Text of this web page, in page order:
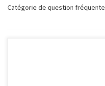
Catégorie de question fréquente